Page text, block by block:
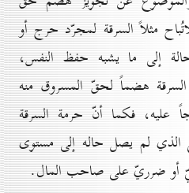
مثلاً السرقة لمجرّد حرج أو
إلى ما يشبه حفظ النفس،
هضماً لحقّ المسروق منه
عليه، فكما أنّ حرمة السرقة
الذي لم يصل حاله إلى مستوى
أو ضرريّ على صاحب المال.